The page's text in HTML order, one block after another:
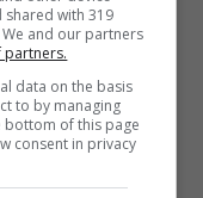
shared with 319
and our partners
partners.
data on the basis
to by managing
bottom of this page
consent in privacy